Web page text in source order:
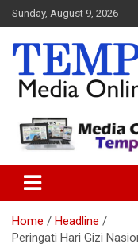
Skip
to
content
Sunday, August 9, 2026
Tempo
Home
Headline
Peringati Hari Gizi